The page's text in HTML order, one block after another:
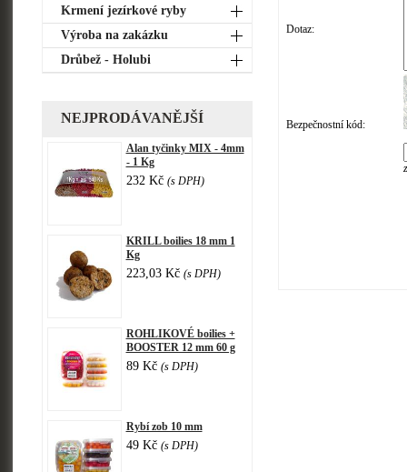
Krmení jezírkové ryby
Výroba na zakázku
Drůbež - Holubi
NEJPRODÁVANĚJŠÍ
Alan tyčinky MIX - 4mm
- 1 Kg
232 Kč (s DPH)
KRILL boilies 18 mm 1
Kg
223,03 Kč (s DPH)
ROHLIKOVÉ boilies +
BOOSTER 12 mm 60 g
89 Kč (s DPH)
Rybí zob 10 mm
49 Kč (s DPH)
Dotaz:
Bezpečnostní kód: